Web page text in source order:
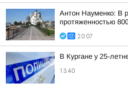
Антон Науменко: В
протяженностью
20:07
В Кургане у 25-
13:40